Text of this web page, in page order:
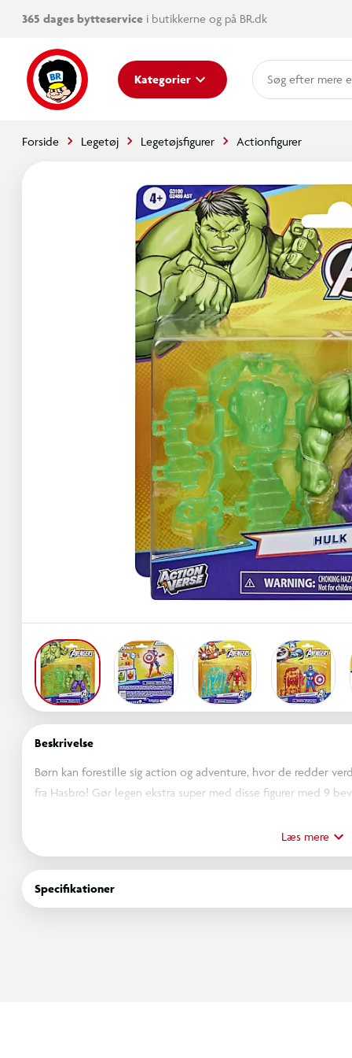
365 dages bytteservice i butikkerne og på BR.dk
Kategorier mere
Forside Legetøj Legetøjsfigurer Actionfigurer
Beskrivelse
Børn kan forestille sig action og adventure, hvor de redder
fra Hasbro! Gør legen ekstra super med disse figurer med 9
inspireret af karaktererne, samt et genanvendeligt
med at forestille sig deres egne spændende eventyr med seje
fødselsdage, jul og mange andre lejligheder! Hold udkig efter
kan samle på, herunder figurer, legesæt, fartøjer og udstyr til
Læs mere
Specifikationer